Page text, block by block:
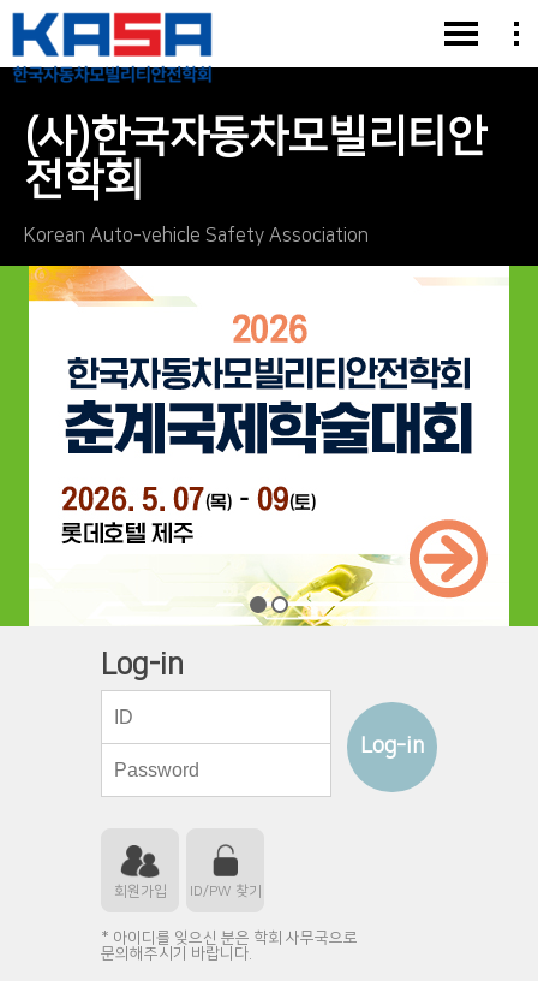
(사)한국자동차모빌리티안
전학회
Korean Auto-vehicle Safety Association
Log-in
Log-in
회원가입 ID/PW 찾기
* 아이디를 잊으신 분은 학회 사무국으로
문의해주시기 바랍니다.